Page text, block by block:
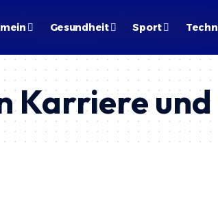
Gesundheit Sport
Karriere